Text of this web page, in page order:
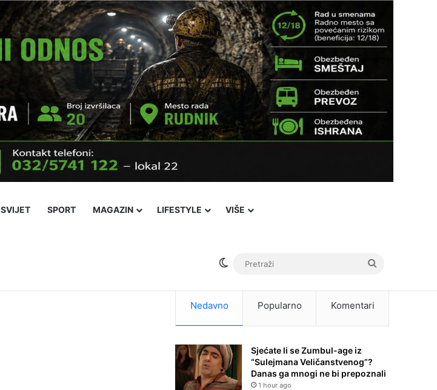
SVIJET SPORT MAGAZIN LIFESTYLE VIŠE
Switch skin
Nedavno Popularno Komentari
Sjećate li se Zumbul-age iz
“Sulejmana Veličanstvenog”?
Danas ga mnogi ne bi prepoznali
1 hour ago